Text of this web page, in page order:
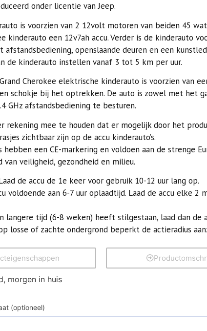
onder licentie van Jeep.
is voorzien van 2 12volt motoren van beiden 45
kinderauto een 12v7ah accu. Verder is de kinderauto
afstandsbediening, openslaande deuren en een
de kinderauto instellen vanaf 3 tot 5 km per uur.
Cherokee elektrische kinderauto is voorzien van
schokje bij het optrekken. De auto is zowel met het
GHz afstandsbediening te besturen.
rekening mee te houden dat er mogelijk door het
zichtbaar zijn op de accu kinderauto’s.
hebben eenCE-markering en voldoen aan de strenge
veiligheid, gezondheid en milieu.
de accu de 1e keer voor gebruik 10-12 uur lang op.
voldoende aan 6-7 uur oplaadtijd. Laad de accu elke 2
langere tijd (6-8 weken) heeft stilgestaan, laad dan de
losse of zachte ondergrond beperkt de actieradius
morgen in huis
(optioneel)